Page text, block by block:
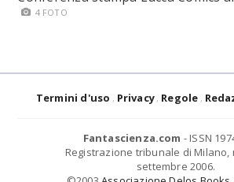
4 FOTO
Termini d'uso Privacy Regole
Fantascienza.com - ISSN
Registrazione tribunale di Milano,
settembre 2006.